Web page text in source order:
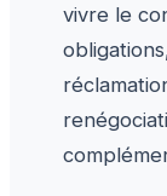
vivre le